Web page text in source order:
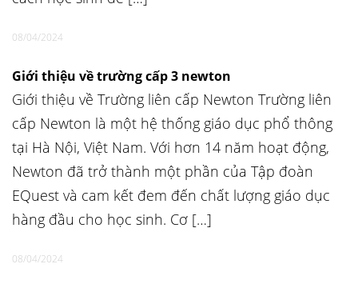
08/04/2024
Giới thiệu về trường cấp 3 newton
Giới thiệu về Trường liên cấp Newton Trường liên
cấp Newton là một hệ thống giáo dục phổ thông
tại Hà Nội, Việt Nam. Với hơn 14 năm hoạt động,
Newton đã trở thành một phần của Tập đoàn
EQuest và cam kết đem đến chất lượng giáo dục
hàng đầu cho học sinh. Cơ […]
08/04/2024